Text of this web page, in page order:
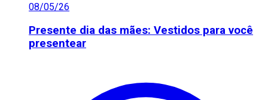
08/05/26
Presente dia das mães: Vestidos para você
presentear